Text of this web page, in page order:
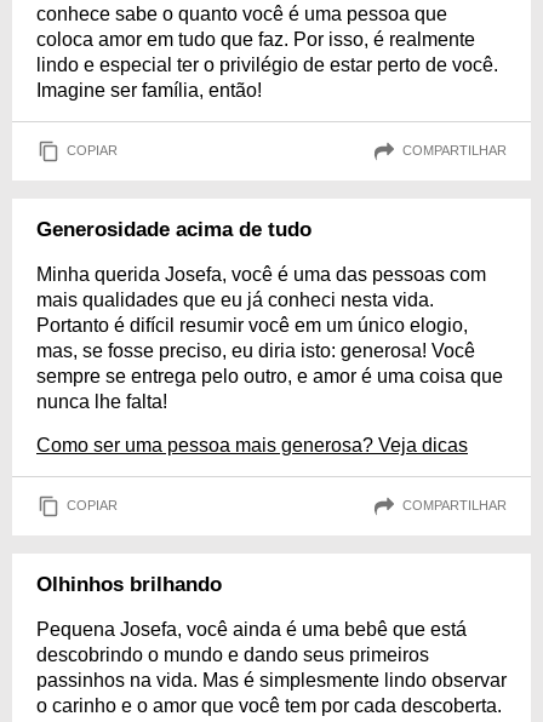
conhece sabe o quanto você é uma pessoa que
coloca amor em tudo que faz. Por isso, é realmente
lindo e especial ter o privilégio de estar perto de você.
Imagine ser família, então!
COPIAR COMPARTILHAR
Generosidade acima de tudo
Minha querida Josefa, você é uma das pessoas com
mais qualidades que eu já conheci nesta vida.
Portanto é difícil resumir você em um único elogio,
mas, se fosse preciso, eu diria isto: generosa! Você
sempre se entrega pelo outro, e amor é uma coisa que
nunca lhe falta!
Como ser uma pessoa mais generosa? Veja dicas
COPIAR COMPARTILHAR
Olhinhos brilhando
Pequena Josefa, você ainda é uma bebê que está
descobrindo o mundo e dando seus primeiros
passinhos na vida. Mas é simplesmente lindo observar
o carinho e o amor que você tem por cada descoberta.